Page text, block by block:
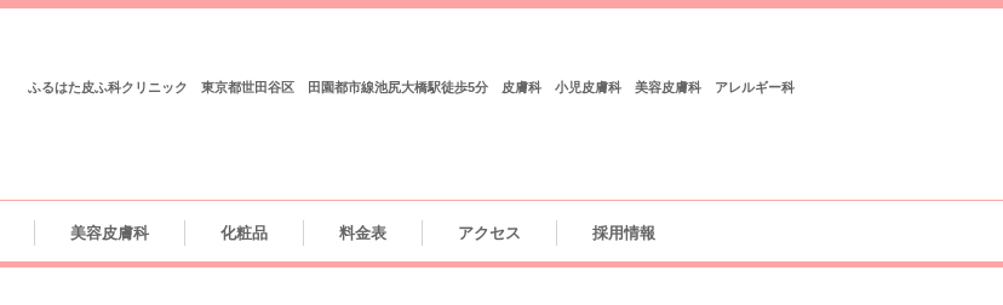
ふるはた皮ふ科クリニック 東京都世田谷区 田園都市線池尻大橋駅徒歩5分 皮膚科 小児皮膚科 美容皮膚科 アレルギー科
美容皮膚科 化粧品 料金表 アクセス 採用情報